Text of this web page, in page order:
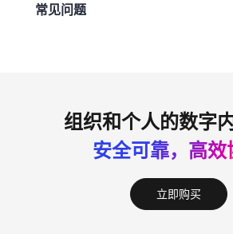
常见问题
组织和个人的数字
安全可靠，高效
立即购买